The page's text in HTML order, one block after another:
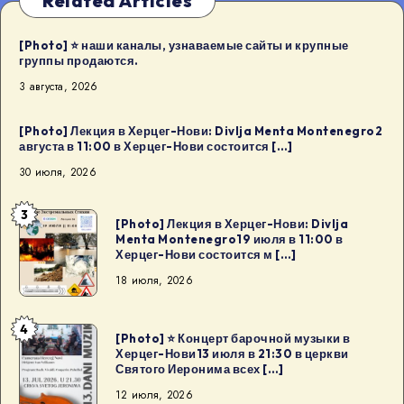
[Photo] ⭐️ наши каналы, узнаваемые сайты и крупные
группы продаются.
3 августа, 2026
[Photo] Лекция в Херцег-Нови: Divlja Menta Montenegro2
августа в 11:00 в Херцег-Нови состоится […]
30 июля, 2026
[Photo]
Лекция
в
Херцег-
Divlja
Menta
Montenegro19
3
[Photo] Лекция в Херцег-Нови: Divlja
Menta Montenegro19 июля в 11:00 в
Херцег-Нови состоится м […]
18 июля, 2026
[Photo]
⭐
Концерт
4
[Photo] ⭐ Концерт барочной музыки в
Херцег-Нови13 июля в 21:30 в церкви
Святого Иеронима всех […]
12 июля, 2026